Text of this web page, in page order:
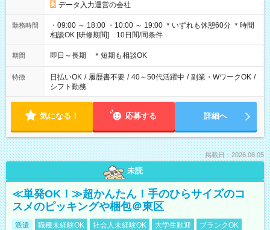
データ入力運営の会社
勤務時間
・09:00 ～ 18:00 ・10:00 ～ 19:00 ＊いずれも休憩60分 ＊時間
相談OK [研修期間] 10日間/同条件
期間 即日～長期 ＊短期も相談OK
特徴 日払いOK / 履歴書不要 / 40～50代活躍中 / 副業・WワークOK /
シフト勤務
気になる！ 応募する 詳細へ
掲載日：2026.08.05
未読
≪単発OK！≫超かんたん！手のひらサイズのコ
スメのピッキングや梱包＠東区
派遣 職種未経験OK 社会人未経験OK 大学生歓迎
ブランクOK